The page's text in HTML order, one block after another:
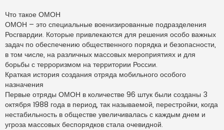
б
е
н
и
е
Что такое ОМОН
ОМОН – это специальные военизированные подразделения
Росгвардии. Которые привлекаются для решения особо важных
задач по обеспечению общественного порядка и безопасности,
в том числе, на различных массовых мероприятиях и для
борьбы с терроризмом на территории России.
Краткая история создания отряда мобильного особого
назначения
Первые отряды ОМОН в количестве 96 штук были созданы 3
октября 1988 года в период, так называемой, перестройки, когда
нестабильность в обществе увеличивалась с каждым днем и
угроза массовых беспорядков стала очевидной.